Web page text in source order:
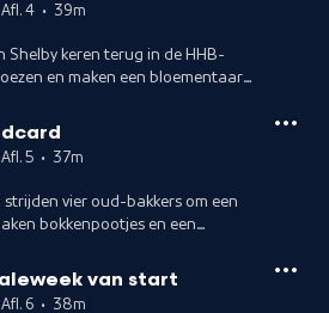
Afl. 4 • 39m
Shelby keren terug in de HHB-
en maken een bloementaart.
Afl. 5 • 37m
vier oud-bakkers om een
bokkenpootjes en een
van start
Afl. 6 • 38m